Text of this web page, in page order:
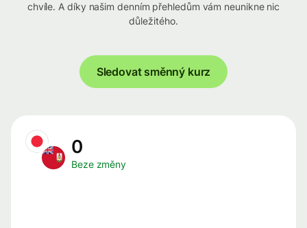
chvíle. A díky našim denním přehledům vám neunikne nic
důležitého.
Sledovat směnný kurz
0
Beze změny